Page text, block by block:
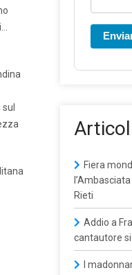
Fiera
Rieti
Addio a
cantautore
I